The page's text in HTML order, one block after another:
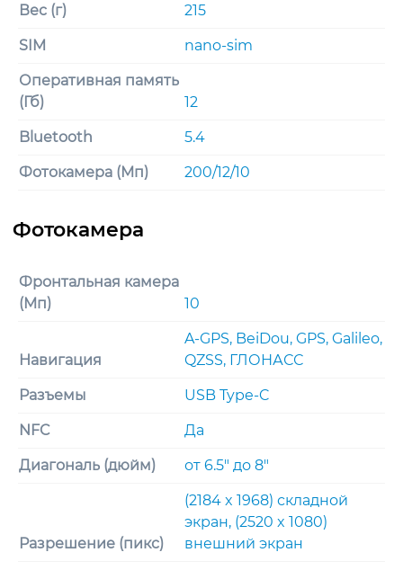
Вес (г) 215
SIM nano-sim
Оперативная память
(Гб)
12
Bluetooth 5.4
Фотокамера (Мп) 200/12/10
Фронтальная камера
(Мп)
10
Навигация
A-GPS, BeiDou, GPS, Galileo,
QZSS, ГЛОНАСС
Разъемы USB Type-C
NFC Да
Диагональ (дюйм) от 6.5" до 8"
Разрешение (пикс)
(2184 x 1968) складной
экран, (2520 x 1080)
внешний экран